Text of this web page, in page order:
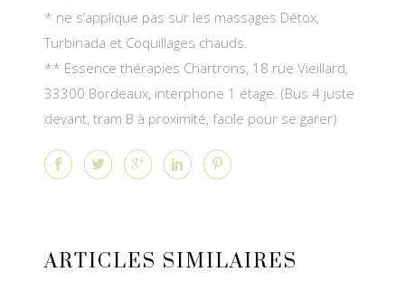
* ne s’applique pas sur les massages Détox,
Turbinada et Coquillages chauds.
** Essence thérapies Chartrons, 18 rue Vieillard,
33300 Bordeaux, interphone 1 étage. (Bus 4 juste
devant, tram B à proximité, facile pour se garer)
ARTICLES SIMILAIRES